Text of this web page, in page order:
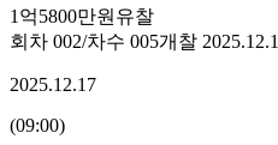
1억5800만원 유찰
회차 002/차수 005개찰
2025.12.17
(09:00)